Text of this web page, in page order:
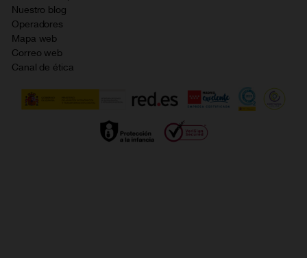
Evitar fraudes por WhatsApp
Opiniones Orange
Resolución de litigios en línea
Política de cookies
Política de privacidad
Gestionar UTIQ
Nuestro blog
Operadores
Mapa web
Correo web
Canal de ética